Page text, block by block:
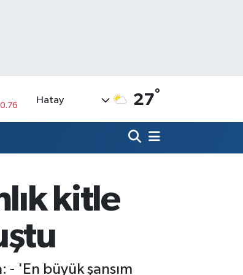
Hatay 27°
kitle
'En büyük şansım